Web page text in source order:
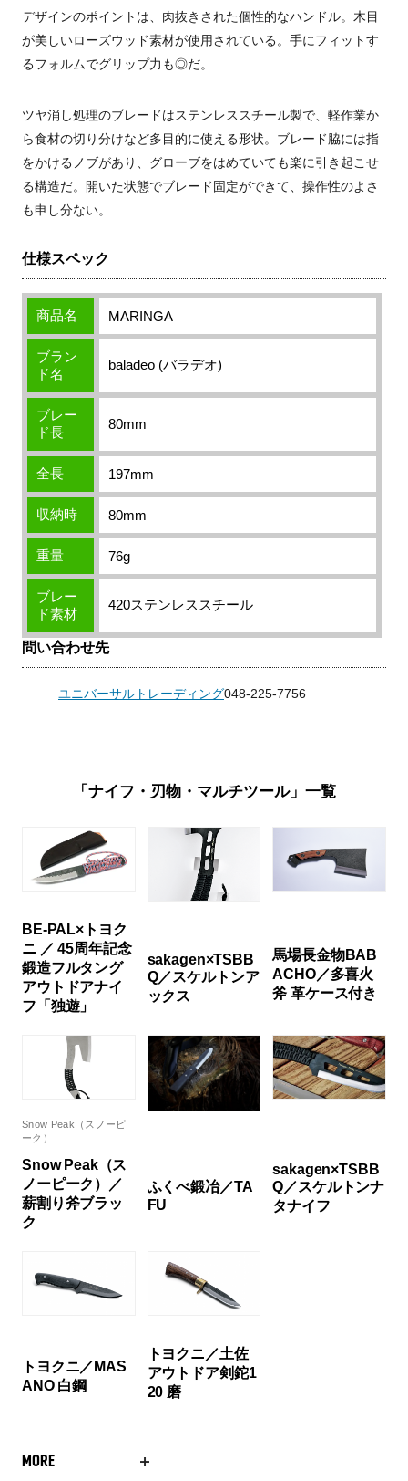
デザインのポイントは、肉抜きされた個性的なハンドル。木目
が美しいローズウッド素材が使用されている。手にフィットす
るフォルムでグリップ力も◎だ。
ツヤ消し処理のブレードはステンレススチール製で、軽作業か
ら食材の切り分けなど多目的に使える形状。ブレード脇には指
をかけるノブがあり、グローブをはめていても楽に引き起こせ
る構造だ。開いた状態でブレード固定ができて、操作性のよさ
も申し分ない。
仕様スペック
商品名 MARINGA
ブラン
ド名
baladeo (バラデオ)
ブレー
ド長
80mm
全長 197mm
収納時 80mm
重量 76g
ブレー
ド素材
420ステンレススチール
問い合わせ先
ユニバーサルトレーディング048-225-7756
「ナイフ・刃物・マルチツール」一覧
BE-PAL×トヨク
ニ ／ 45周年記念
鍛造フルタング
アウトドアナイ
フ「独遊」
sakagen×TSBB
Q／スケルトンア
ックス
馬場長金物BAB
ACHO／多喜火
斧 革ケース付き
Snow Peak（スノーピ
ーク）
Snow Peak（ス
ノーピーク）／
薪割り斧ブラッ
ク
ふくべ鍛冶／TA
FU
sakagen×TSBB
Q／スケルトンナ
タナイフ
トヨクニ／MAS
ANO 白鋼
トヨクニ／土佐
アウトドア剣鉈1
20 磨
MORE